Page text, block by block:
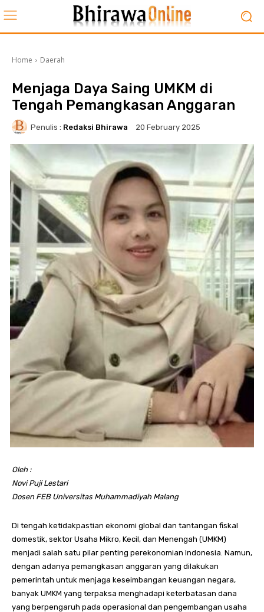
Home Daerah
Menjaga Daya Saing UMKM di
Tengah Pemangkasan Anggaran
Penulis : Redaksi Bhirawa 20 February 2025
Oleh :
Novi Puji Lestari
Dosen FEB Universitas Muhammadiyah Malang
Di tengah ketidakpastian ekonomi global dan tantangan fiskal
domestik, sektor Usaha Mikro, Kecil, dan Menengah (UMKM)
menjadi salah satu pilar penting perekonomian Indonesia. Namun,
dengan adanya pemangkasan anggaran yang dilakukan
pemerintah untuk menjaga keseimbangan keuangan negara,
banyak UMKM yang terpaksa menghadapi keterbatasan dana
yang berpengaruh pada operasional dan pengembangan usaha